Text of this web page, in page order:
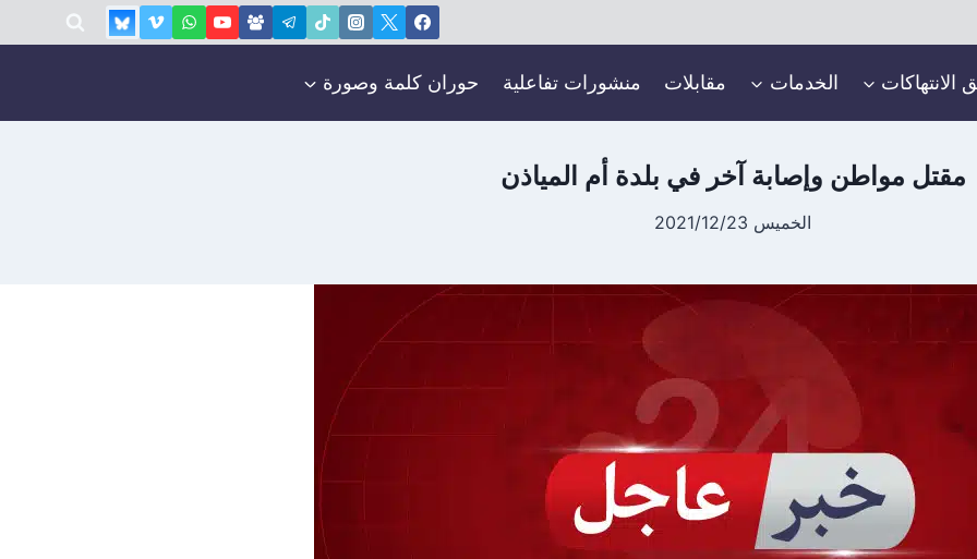
الانتهاكات الخدمات مقابلات منشورات تفاعلية حوران كلمة وصورة
مقتل مواطن وإصابة آخر في بلدة أم المياذن
الخميس 2021/12/23